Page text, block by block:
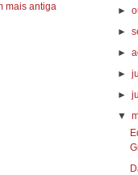
mais antiga
►
►
►
►
►
▼